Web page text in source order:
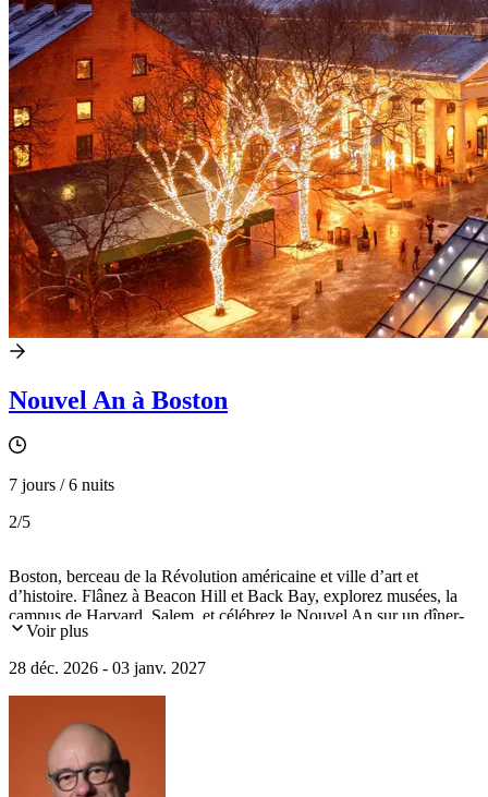
Nouvel An à Boston
7 jours / 6 nuits
2/5
Boston, berceau de la Révolution américaine et ville d’art et
d’histoire. Flânez à Beacon Hill et Back Bay, explorez musées, la
campus de Harvard, Salem, et célébrez le Nouvel An sur un dîner-
croisière sur la rivière Charles.
Voir plus
28 déc. 2026 - 03 janv. 2027